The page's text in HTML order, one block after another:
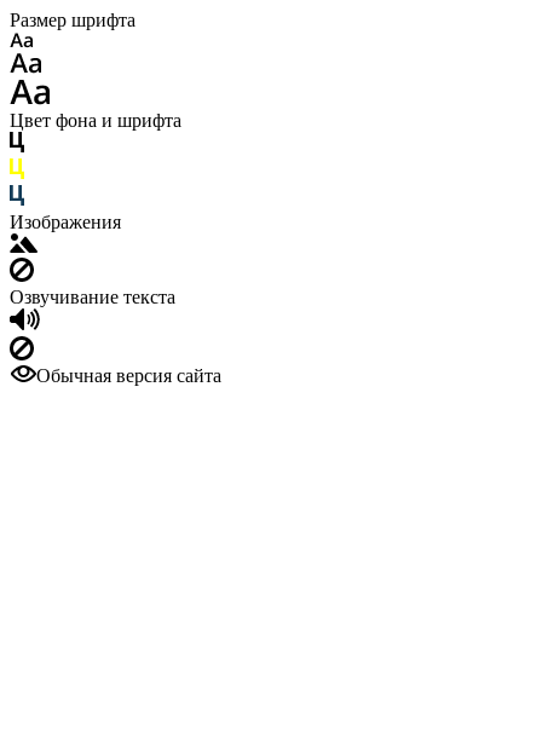
Размер шрифта
Цвет фона и шрифта
Изображения
Озвучивание текста
Обычная версия сайта